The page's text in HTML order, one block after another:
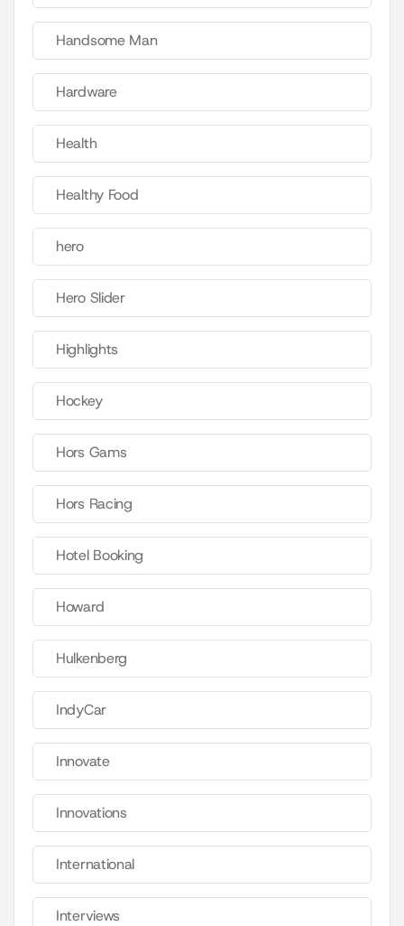
Handsome Man
Hardware
Health
Healthy Food
hero
Hero Slider
Highlights
Hockey
Hors Gams
Hors Racing
Hotel Booking
Howard
Hulkenberg
IndyCar
Innovate
Innovations
International
Interviews